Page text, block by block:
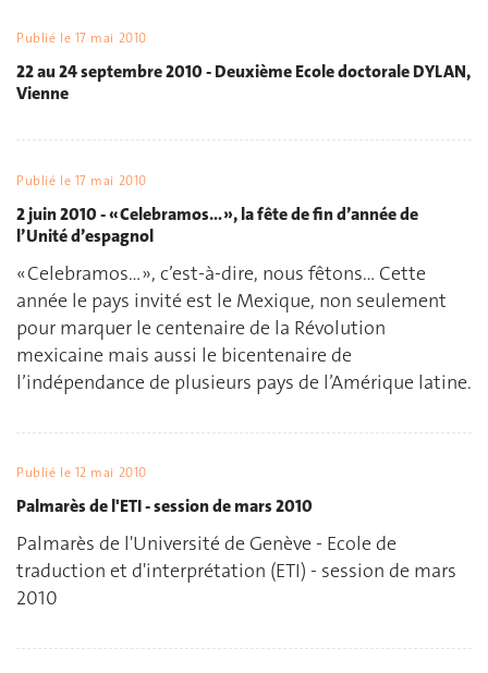
Publié le 17 mai 2010
22 au 24 septembre 2010 - Deuxième Ecole doctorale DYLAN,
Vienne
Publié le 17 mai 2010
2 juin 2010 - « Celebramos… », la fête de fin d’année de
l’Unité d’espagnol
« Celebramos… », c’est-à-dire, nous fêtons… Cette
année le pays invité est le Mexique, non seulement
pour marquer le centenaire de la Révolution
mexicaine mais aussi le bicentenaire de
l’indépendance de plusieurs pays de l’Amérique latine.
Publié le 12 mai 2010
Palmarès de l'ETI - session de mars 2010
Palmarès de l'Université de Genève - Ecole de
traduction et d'interprétation (ETI) - session de mars
2010